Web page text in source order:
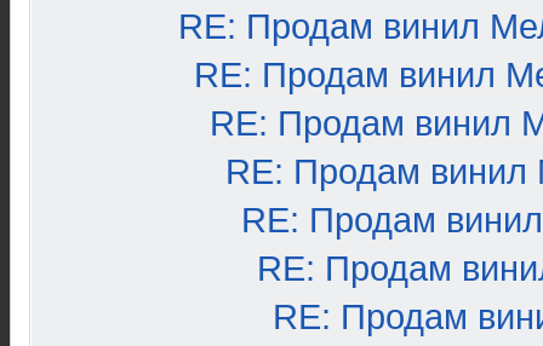
RE: Продам винил
RE: Продам винил
RE: Продам винил
RE: Продам винил
RE: Продам
RE: Продам
RE: Продам